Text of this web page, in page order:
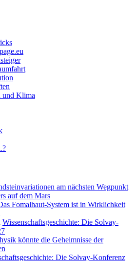
und Klima
am nächsten Wegpunkt
auf dem Mars
Fomalhaut-System ist in Wirklichkeit
Wissenschaftsgeschichte: Die Solvay-
könnte die Geheimnisse der
Die Solvay-Konferenz